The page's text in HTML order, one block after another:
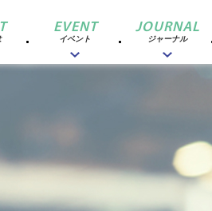
EVENT
イベント
JOURNAL
ジャーナル